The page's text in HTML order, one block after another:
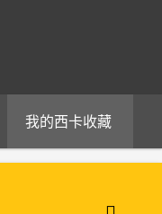
我的西卡收藏